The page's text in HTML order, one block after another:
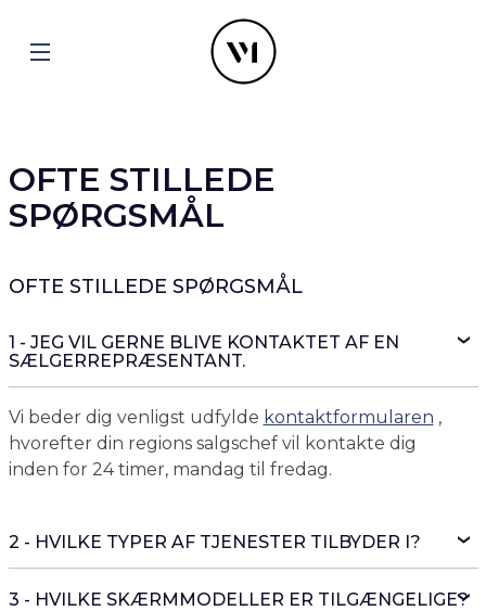
OFTE STILLEDE
SPØRGSMÅL
OFTE STILLEDE SPØRGSMÅL
1 - JEG VIL GERNE BLIVE KONTAKTET AF EN
SÆLGERREPRÆSENTANT.
Vi beder dig venligst udfylde kontaktformularen ,
hvorefter din regions salgschef vil kontakte dig
inden for 24 timer, mandag til fredag.
2 - HVILKE TYPER AF TJENESTER TILBYDER I?
3 - HVILKE SKÆRMMODELLER ER TILGÆNGELIGE?